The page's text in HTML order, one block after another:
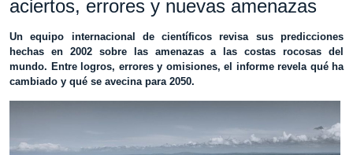
aciertos, errores y nuevas amenazas
Un equipo internacional de científicos revisa sus predicciones
hechas en 2002 sobre las amenazas a las costas rocosas del
mundo. Entre logros, errores y omisiones, el informe revela qué ha
cambiado y qué se avecina para 2050.